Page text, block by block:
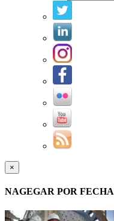
×
NAGEGAR POR FECHA